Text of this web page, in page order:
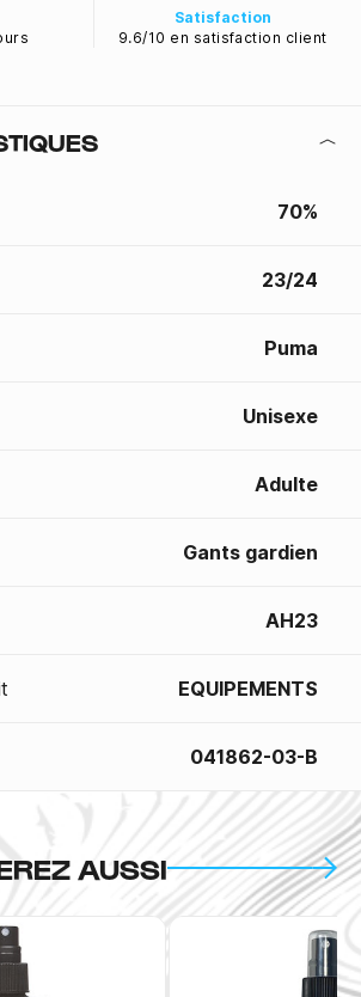
Satisfaction
9.6/10 en satisfaction client
70%
23/24
Puma
Unisexe
Adulte
Gants gardien
AH23
EQUIPEMENTS
041862-03-B
AUSSI